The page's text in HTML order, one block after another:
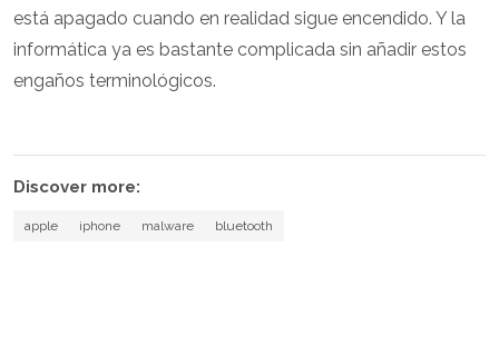
está apagado cuando en realidad sigue encendido. Y la
informática ya es bastante complicada sin añadir estos
engaños terminológicos.
Discover more:
apple iphone malware bluetooth